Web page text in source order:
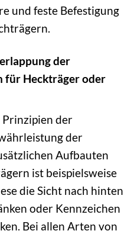
und feste Befestigung
der
für Heckträger oder
der
der
Aufbauten
ist beispielsweise
die Sicht nach hinten
oder Kennzeichen
Bei allen Arten von